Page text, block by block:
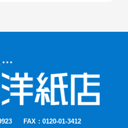
FAX：0120-01-3412